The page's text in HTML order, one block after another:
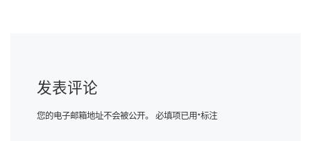
发表评论
您的电子邮箱地址不会被公开。 必填项已用*标注